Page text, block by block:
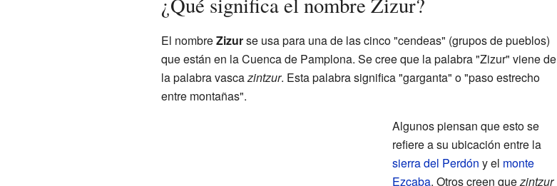
El nombreZizurse usa para una de las cinco "cendeas" (grupos de pueblos)
que están en la Cuenca de Pamplona. Se cree que la palabra "Zizur" viene de
la palabra vascazintzur. Esta palabra significa "garganta" o "paso estrecho
entre montañas".
Algunos piensan que esto se
refiere a su ubicación entre la
sierra del Perdón y el monte
Ezcaba. Otros creen quezintzur